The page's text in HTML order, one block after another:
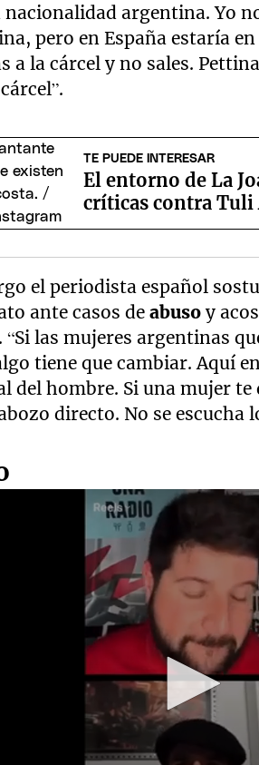
argentina. Yo
pero en España estaría
a la cárcel y no sales.
TE PUEDE INTERESAR
El entorno de La
críticas contra Tuli
el periodista español
ante casos deabusoy
. “Si las mujeres argentinas
tiene que cambiar. Aquí
del hombre. Si una mujer
directo. No se escucha